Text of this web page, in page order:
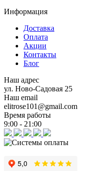
Информация
Доставка
Оплата
Акции
Контакты
Блог
Наш адрес
ул. Ново-Садовая 25
Наш email
elitrose101@gmail.com
Время работы
9:00 - 21:00